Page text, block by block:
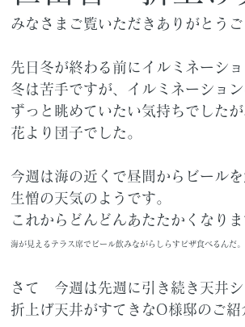
みなさまご覧いただきありがとうご
先日冬が終わる前にイルミネーシ
冬は苦手ですが、イルミネーショ
ずっと眺めていたい気持ちでした
花より団子でした。
今週は海の近くで昼間からビール
生憎の天気のようです。
これからどんどんあたたかくなり
海が見えるテラス席でビール飲みながらしらすピザ食べるんだ。
さて　今週は先週に引き続き天井シ
折上げ天井がすてきなO様邸のご紹